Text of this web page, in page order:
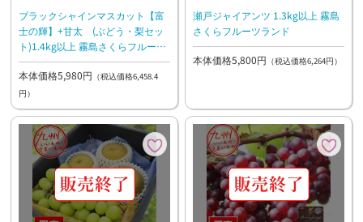
ブラックシャインマスカット【富
士の輝】+甘太 (ぶどう・梨セッ
ト)1.4kg以上 霧島さくらフルーツ
ランド
本体価格5,980円 （税込価格6,458.4
円）
瀬戸ジャイアンツ 1.3kg以上 霧島
さくらフルーツランド
本体価格5,800円 （税込価格6,264円）